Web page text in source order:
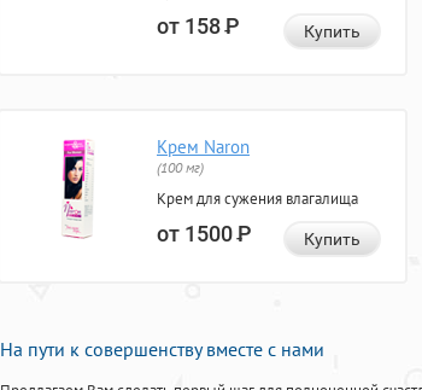
от 158Р Купить
Крем Naron
(100 мг)
Крем для сужения влагалища
от 1500Р Купить
На пути к совершенству вместе с нами